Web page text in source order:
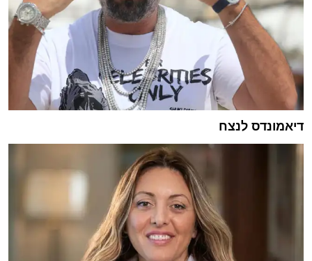
דיאמונדס לנצח